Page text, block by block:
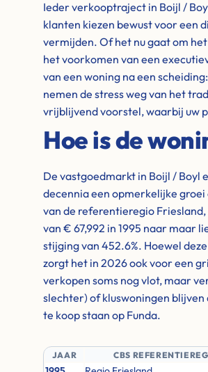
Ieder verkooptraject in Boijl /
klanten kiezen bewust voor een
vermijden. Of het nu gaat om
het voorkomen van een
van een woning na een
nemen de stress weg van het
vrijblijvend voorstel, waarbij uw
Hoe is de
De vastgoedmarkt in Boijl / Boyl
decennia een opmerkelijke
van de referentieregio
van € 67,992 in 1995 naar maar
stijging van 452.6%. Hoewel
zorgt het in 2026 ook voor een
verkopen soms nog vlot, maar
slechter) of kluswoningen
te koop staan op Funda.
JAAR CBS